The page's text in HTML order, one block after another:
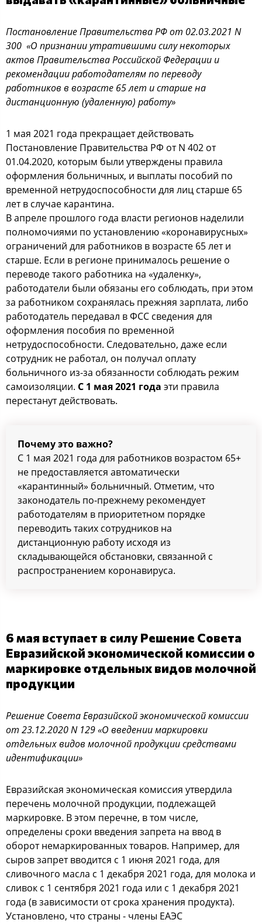
Постановление Правительства РФ от 02.03.2021 N
300 «О признании утратившими силу некоторых
актов Правительства Российской Федерации и
рекомендации работодателям по переводу
работников в возрасте 65 лет и старше на
дистанционную (удаленную) работу»
1 мая 2021 года прекращает действовать
Постановление Правительства РФ от N 402 от
01.04.2020, которым были утверждены правила
оформления больничных, и выплаты пособий по
временной нетрудоспособности для лиц старше 65
лет в случае карантина.
В апреле прошлого года власти регионов наделили
полномочиями по установлению «коронавирусных»
ограничений для работников в возрасте 65 лет и
старше. Если в регионе принималось решение о
переводе такого работника на «удаленку»,
работодатели были обязаны его соблюдать, при этом
за работником сохранялась прежняя зарплата, либо
работодатель передавал в ФСС сведения для
оформления пособия по временной
нетрудоспособности. Следовательно, даже если
сотрудник не работал, он получал оплату
больничного из-за обязанности соблюдать режим
самоизоляции. С 1 мая 2021 года эти правила
перестанут действовать.
Почему это важно?
С 1 мая 2021 года для работников возрастом 65+
не предоставляется автоматически
«карантинный» больничный. Отметим, что
законодатель по-прежнему рекомендует
работодателям в приоритетном порядке
переводить таких сотрудников на
дистанционную работу исходя из
складывающейся обстановки, связанной с
распространением коронавируса.
6 мая вступает в силу Решение Совета
Евразийской экономической комиссии о
маркировке отдельных видов молочной
продукции
Решение Совета Евразийской экономической комиссии
от 23.12.2020 N 129 «О введении маркировки
отдельных видов молочной продукции средствами
идентификации»
Евразийская экономическая комиссия утвердила
перечень молочной продукции, подлежащей
маркировке. В этом перечне, в том числе,
определены сроки введения запрета на ввод в
оборот немаркированных товаров. Например, для
сыров запрет вводится с 1 июня 2021 года, для
сливочного масла с 1 декабря 2021 года, для молока и
сливок с 1 сентября 2021 года или с 1 декабря 2021
года (в зависимости от срока хранения продукта).
Установлено, что страны - члены ЕАЭС